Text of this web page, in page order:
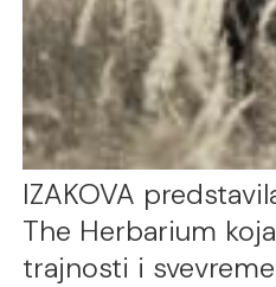
IZAKOVA
The Herbarium
trajnosti i